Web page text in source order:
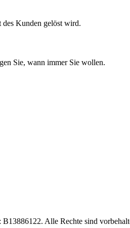
des Kunden gelöst wird.
Sie, wann immer Sie wollen.
Alle Rechte sind